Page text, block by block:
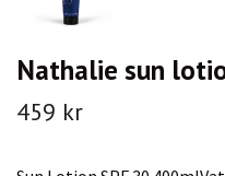
Nathalie sun
459 kr